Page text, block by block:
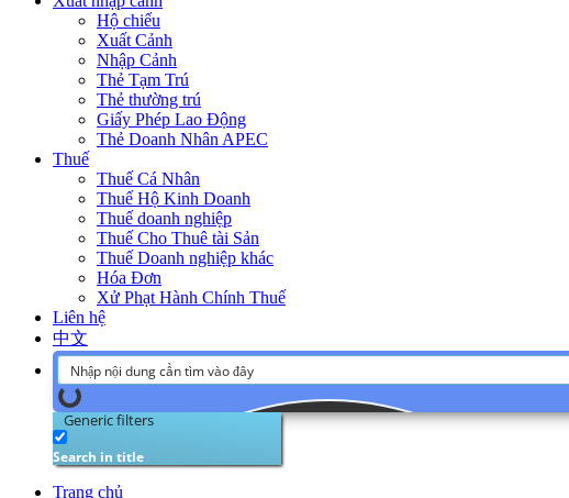
Hộ chiếu
Xuất Cảnh
Nhập Cảnh
Thẻ Tạm Trú
Thẻ thường trú
Giấy Phép Lao Động
Thẻ Doanh Nhân APEC
Thuế
Thuế Cá Nhân
Thuế Hộ Kinh Doanh
Thuế doanh nghiệp
Thuế Cho Thuê tài Sản
Thuế Doanh nghiệp khác
Hóa Đơn
Xử Phạt Hành Chính Thuế
Liên hệ
中文
Generic filters
Search in title
Trang chủ